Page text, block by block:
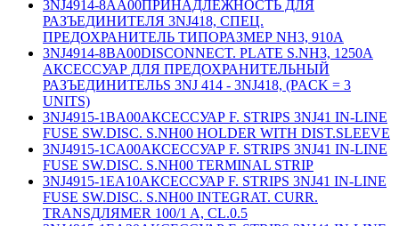
3NJ4914-8AA00ПРИНАДЛЕЖНОСТЬ ДЛЯ
РАЗЪЕДИНИТЕЛЯ 3NJ418, СПЕЦ.
ПРЕДОХРАНИТЕЛЬ ТИПОРАЗМЕР NH3, 910A
3NJ4914-8BA00DISCONNECT. PLATE S.NH3, 1250A
АКСЕССУАР ДЛЯ ПРЕДОХРАНИТЕЛЬНЫЙ
РАЗЪЕДИНИТЕЛЬS 3NJ 414 - 3NJ418, (PACK = 3
UNITS)
3NJ4915-1BA00АКСЕССУАР F. STRIPS 3NJ41 IN-LINE
FUSE SW.DISC. S.NH00 HOLDER WITH DIST.SLEEVE
3NJ4915-1CA00АКСЕССУАР F. STRIPS 3NJ41 IN-LINE
FUSE SW.DISC. S.NH00 TERMINAL STRIP
3NJ4915-1EA10АКСЕССУАР F. STRIPS 3NJ41 IN-LINE
FUSE SW.DISC. S.NH00 INTEGRAT. CURR.
TRANSДЛЯMER 100/1 A, CL.0.5